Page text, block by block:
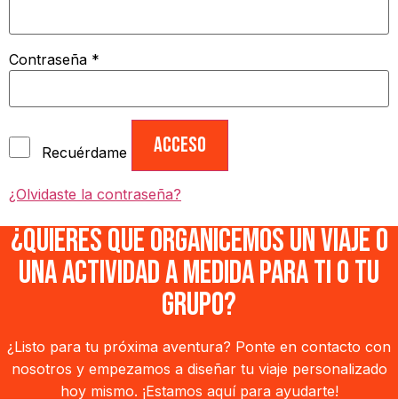
Contraseña *
Recuérdame Acceso
¿Olvidaste la contraseña?
¿QUIERES QUE ORGANICEMOS UN VIAJE O
UNA ACTIVIDAD A MEDIDA PARA TI O TU
GRUPO?
¿Listo para tu próxima aventura? Ponte en contacto con
nosotros y empezamos a diseñar tu viaje personalizado
hoy mismo. ¡Estamos aquí para ayudarte!